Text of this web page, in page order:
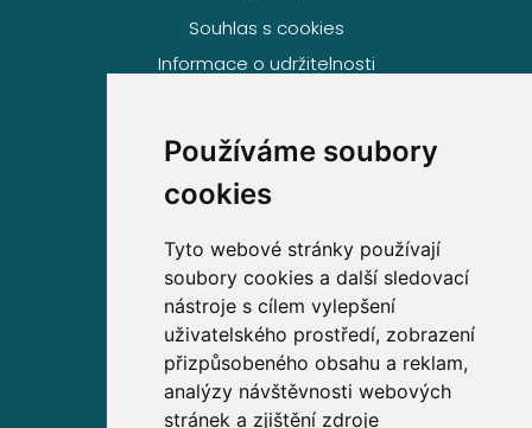
Používáme soubory
cookies
Tyto webové stránky používají
soubory cookies a další sledovací
nástroje s cílem vylepšení
uživatelského prostředí, zobrazení
přizpůsobeného obsahu a reklam,
analýzy návštěvnosti webových
stránek a zjištění zdroje
Souhlas s cookies
Informace o udržitelnosti
Volejte zdarma na
800 63 63 63
Sídlo společnosti
Partners Financial Services, a.s.
Prague Gate, 4. patro,
Türkova 2319/5b, 149 00
Praha 4 – Chodov